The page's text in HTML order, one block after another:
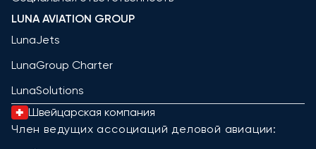
LUNA AVIATION GROUP
LunaJets
LunaGroup Charter
LunaSolutions
Швейцарская компания
Член ведущих ассоциаций деловой авиации: